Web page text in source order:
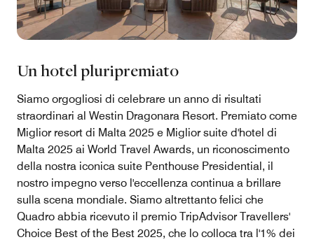
Un hotel pluripremiato
Siamo orgogliosi di celebrare un anno di risultati
straordinari al Westin Dragonara Resort. Premiato come
Miglior resort di Malta 2025 e Miglior suite d'hotel di
Malta 2025 ai World Travel Awards, un riconoscimento
della nostra iconica suite Penthouse Presidential, il
nostro impegno verso l'eccellenza continua a brillare
sulla scena mondiale. Siamo altrettanto felici che
Quadro abbia ricevuto il premio TripAdvisor Travellers'
Choice Best of the Best 2025, che lo colloca tra l'1% dei